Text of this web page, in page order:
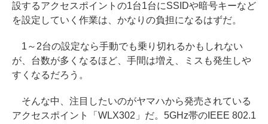
設するアクセスポイントの1台1台にSSIDや暗号キーなど
を設定していく作業は、かなりの負担になるはずだ。
1～2台の設定なら手動でも乗り切れるかもしれない
が、台数が多くなるほど、手間は増え、ミスも発生しや
すくなるだろう。
そんな中、注目したいのがヤマハから発売されている
アクセスポイント「WLX302」だ。5GHz帯のIEEE 802.1